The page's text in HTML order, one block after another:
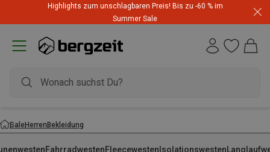
Highlights zum unschlagbaren Preis! Bis zu -60 % im
Summer Sale
SaleHerrenBekleidung
FahrradwestenFleecewesten Isolationswesten